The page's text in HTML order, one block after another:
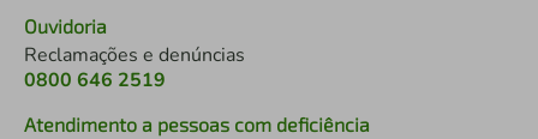
Ouvidoria
Reclamações e denúncias
0800 646 2519
Atendimento a pessoas com deficiência